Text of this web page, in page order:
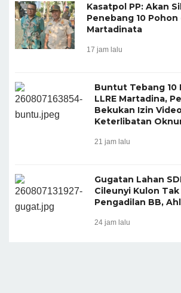
Kasatpol PP: Akan
Penebang 10 Pohon
Martadinata
17 jam lalu
Buntut Tebang 10
LLRE Martadina,
Bekukan Izin
Keterlibatan
21 jam lalu
Gugatan Lahan
Cileunyi Kulon
Pengadilan BB,
24 jam lalu